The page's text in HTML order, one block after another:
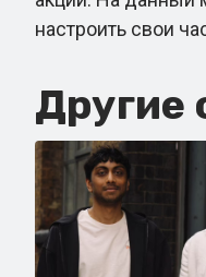
настроить свои
Другие